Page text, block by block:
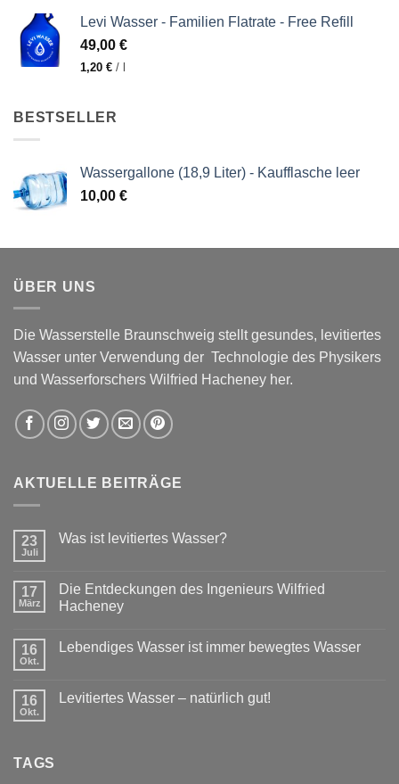
Levi Wasser - Familien Flatrate - Free Refill
49,00 €
1,20 € /
BESTSELLER
Wassergallone (18,9 Liter) - Kaufflasche leer
10,00 €
ÜBER UNS
Die Wasserstelle Braunschweig stellt gesundes, levitiertes
Wasser unter Verwendung der Technologie des Physikers
und Wasserforschers Wilfried Hacheney her.
AKTUELLE BEITRÄGE
23
Juli
Was ist levitiertes Wasser?
17
März
Die Entdeckungen des Ingenieurs Wilfried
Hacheney
16
Okt.
Lebendiges Wasser ist immer bewegtes Wasser
16
Okt.
Levitiertes Wasser – natürlich gut!
TAGS